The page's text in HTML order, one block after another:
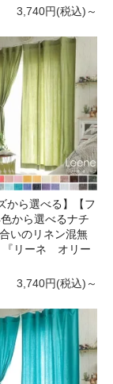
3,740円(税込)～
から選べる】【フ
から選べるナチ
いのリネン混無
『リーネ オリー
3,740円(税込)～